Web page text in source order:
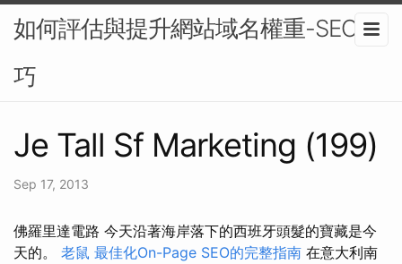
如何評估與提升網站域名權重-SEO技
巧
Je Tall Sf Marketing (199)
Sep 17, 2013
佛羅里達電路 今天沿著海岸落下的西班牙頭髮的寶藏是今
天的。 老鼠 最佳化On-Page SEO的完整指南 在意大利南